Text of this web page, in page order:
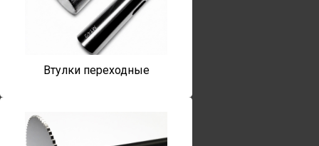
Втулки переходные